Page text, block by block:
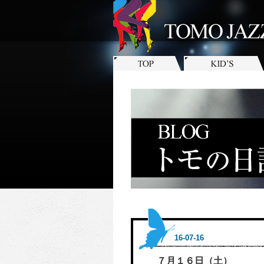
16-07-16
７月１６日（土）